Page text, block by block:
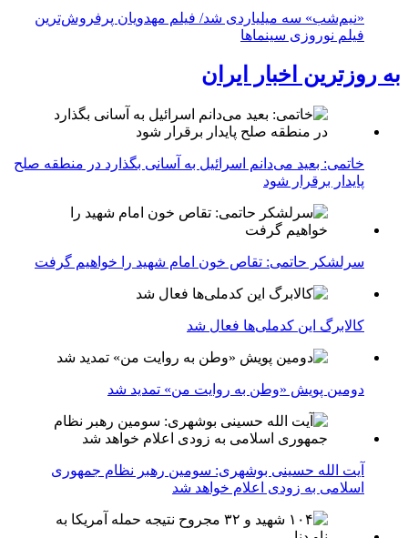
«نیم‌شب» سه میلیاردی شد/ فیلم مهدویان پرفروش‌ترین
فیلم نوروزی سینماها
به روزترین اخبار ایران
خاتمی: بعید می‌دانم اسرائیل به آسانی بگذارد در منطقه صلح
پایدار برقرار شود
سرلشکر حاتمی: تقاص خون امام شهید را خواهیم گرفت
کالابرگ این کدملی‌ها فعال شد
دومین پویش «وطن به روایت من» تمدید شد
آیت الله حسینی بوشهری: سومین رهبر نظام جمهوری
اسلامی به زودی اعلام خواهد شد